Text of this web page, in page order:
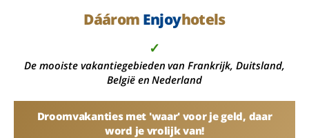
Dáárom Enjoyhotels
✓
De mooiste vakantiegebieden van Frankrijk, Duitsland,
België en Nederland
Droomvakanties met 'waar' voor je geld, daar
word je vrolijk van!